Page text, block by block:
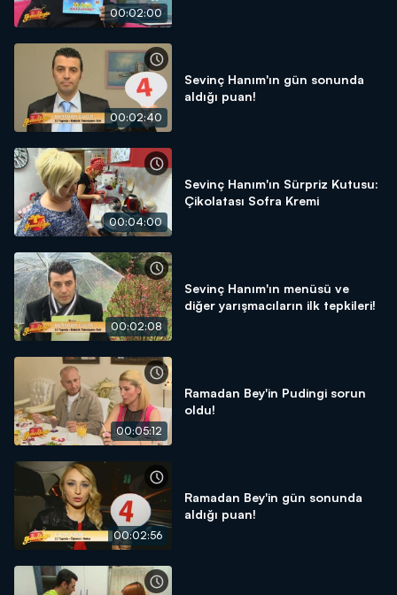
00:02:00
00:02:40
Sevinç Hanım'ın gün sonunda
aldığı puan!
00:04:00
Sevinç Hanım'ın Sürpriz Kutusu:
Çikolatası Sofra Kremi
00:02:08
Sevinç Hanım'ın menüsü ve
diğer yarışmacıların ilk tepkileri!
00:05:12
Ramadan Bey'in Pudingi sorun
oldu!
00:02:56
Ramadan Bey'in gün sonunda
aldığı puan!